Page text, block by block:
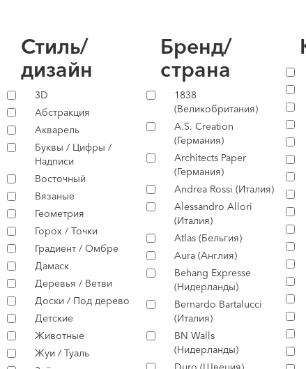
Стиль/
дизайн
3D
Абстракция
Акварель
Буквы / Цифры /
Надписи
Восточный
Вязаные
Геометрия
Горох / Точки
Градиент / Омбре
Дамаск
Деревья / Ветви
Доски / Под дерево
Детские
Животные
Жуи / Туаль
Бренд/
страна
1838
(Великобритания)
A.S. Creation
(Германия)
Architects Paper
(Германия)
Andrea Rossi (Италия)
Alessandro Allori
(Италия)
Atlas (Бельгия)
Aura (Англия)
Behang Expresse
(Нидерланды)
Bernardo Bartalucci
(Италия)
BN Walls
(Нидерланды)